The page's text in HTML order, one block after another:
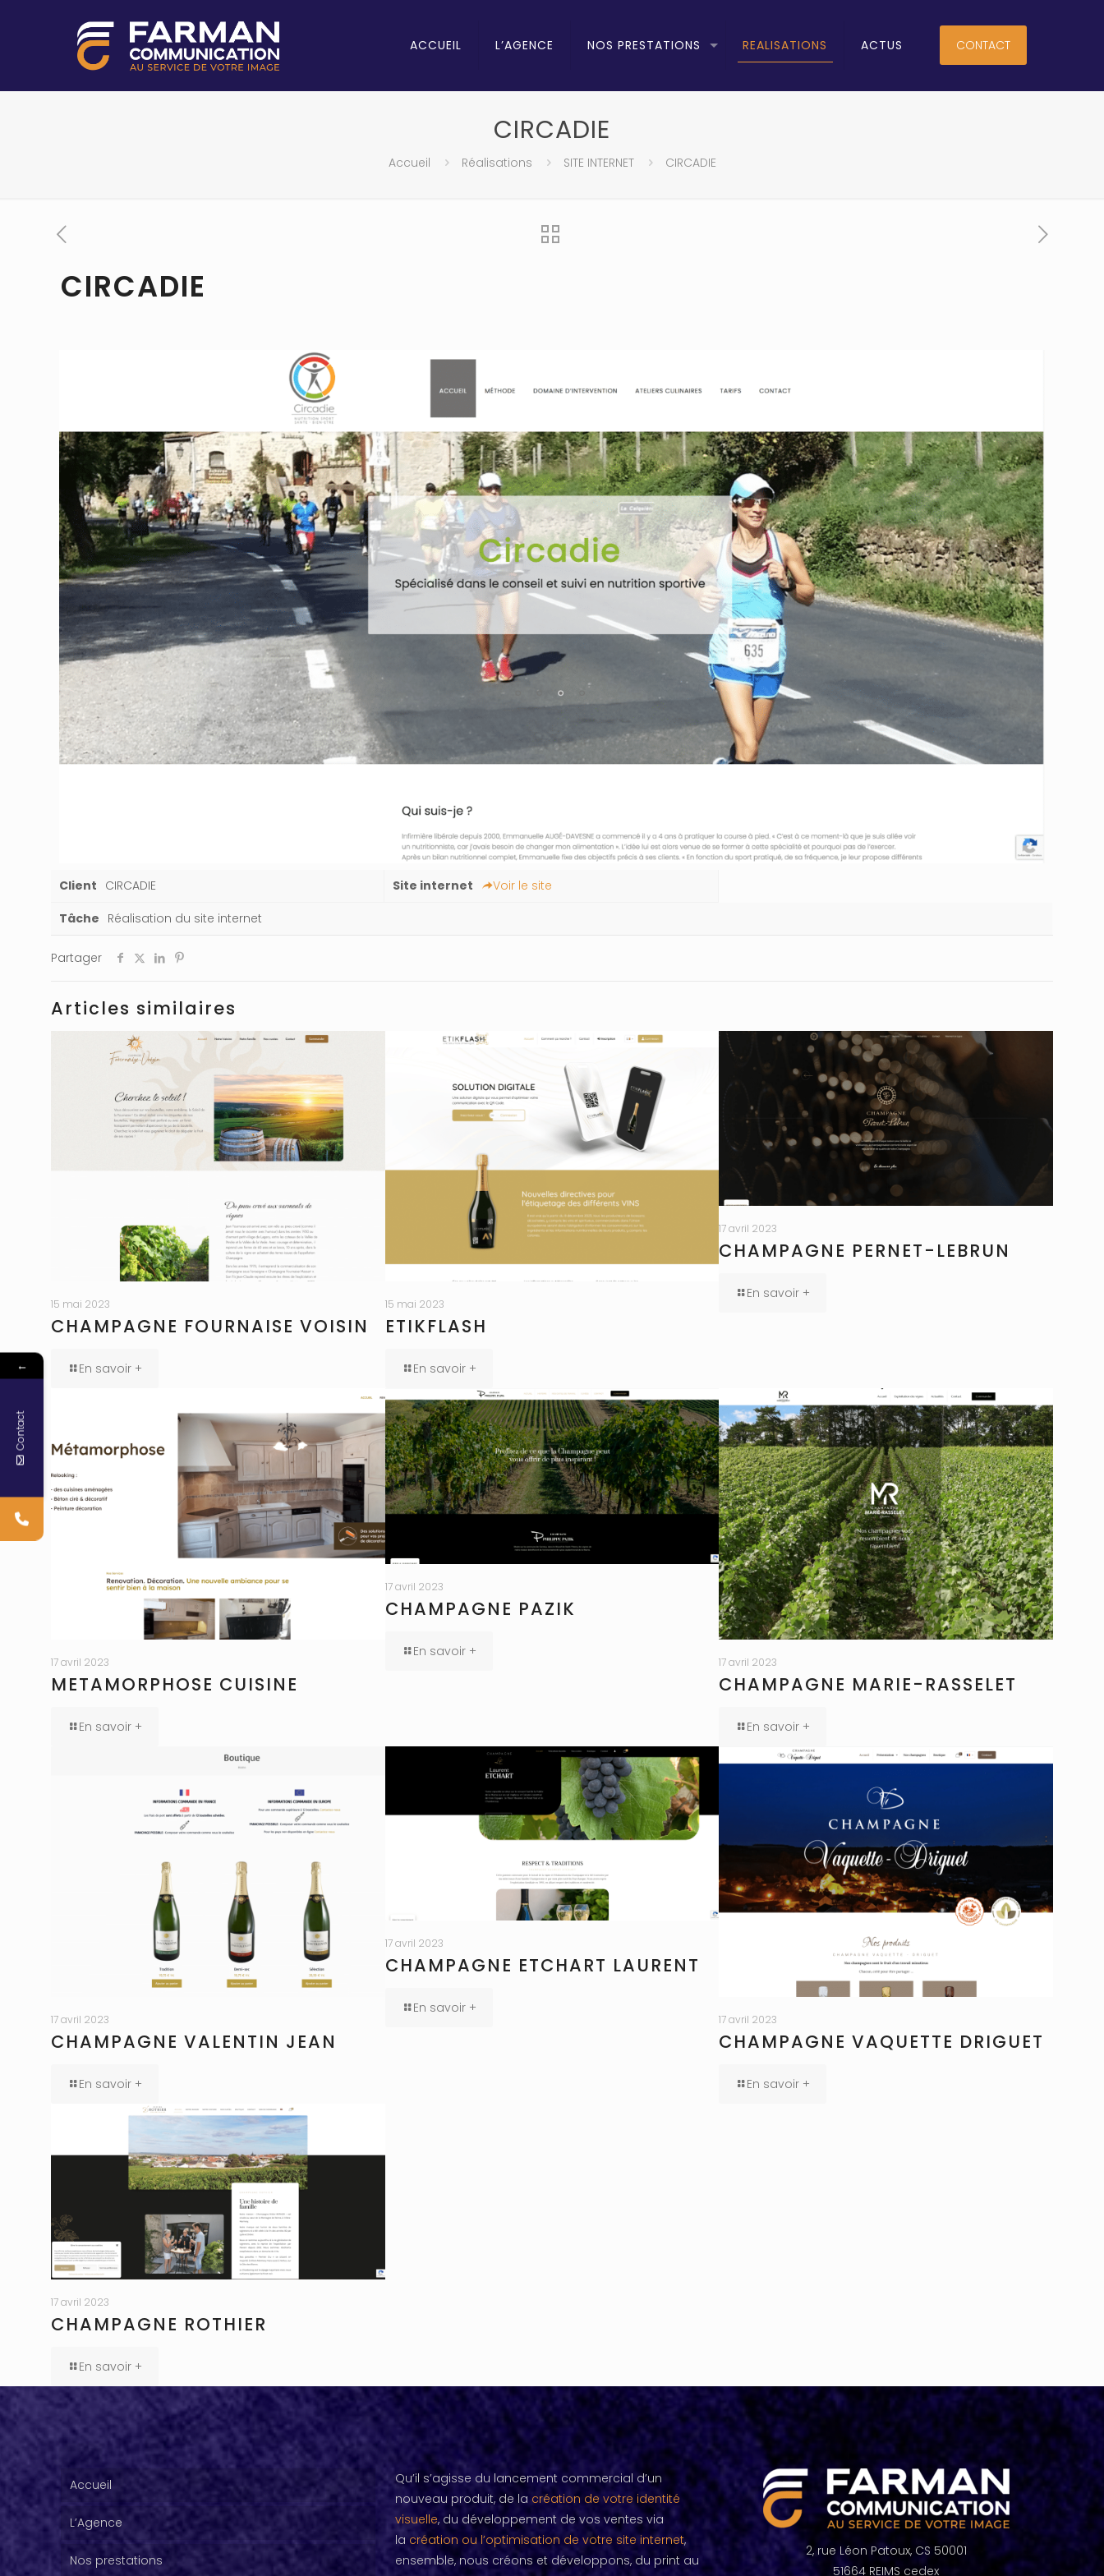
ACCUEIL L’AGENCE NOS PRESTATIONS REALISATIONS ACTUS CONTACT
CIRCADIE
Accueil Réalisations SITE INTERNET CIRCADIE
CIRCADIE
Client CIRCADIE Site internet
Voir le site
Tâche Réalisation du site internet
Partager
Articles similaires
15 mai 2023
CHAMPAGNE FOURNAISE VOISIN
En savoir +
15 mai 2023
ETIKFLASH
En savoir +
17 avril 2023
CHAMPAGNE PERNET-LEBRUN
En savoir +
17 avril 2023
METAMORPHOSE CUISINE
En savoir +
17 avril 2023
CHAMPAGNE PAZIK
En savoir +
17 avril 2023
CHAMPAGNE MARIE-RASSELET
En savoir +
17 avril 2023
CHAMPAGNE VALENTIN JEAN
En savoir +
17 avril 2023
CHAMPAGNE ETCHART LAURENT
En savoir +
17 avril 2023
CHAMPAGNE VAQUETTE DRIGUET
En savoir +
17 avril 2023
CHAMPAGNE ROTHIER
En savoir +
Accueil
L’Agence
Nos prestations
Qu’il s’agisse du lancement commercial d’un
nouveau produit, de la création de votre identité
visuelle, du développement de vos ventes via
la création ou l’optimisation de votre site internet,
ensemble, nous créons et développons, du print au
2, rue Léon Patoux, CS 50001
51664 REIMS cedex
←
Contact